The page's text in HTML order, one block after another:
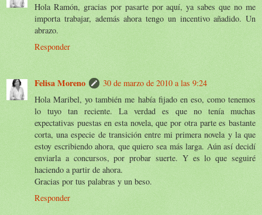
Hola Ramón, gracias por pasarte por aquí, ya sabes que no me
importa trabajar, además ahora tengo un incentivo añadido. Un
abrazo.
Responder
Felisa Moreno
30 de marzo de 2010 a las 9:24
Hola Maribel, yo también me había fijado en eso, como tenemos
lo tuyo tan reciente. La verdad es que no tenía muchas
expectativas puestas en esta novela, que por otra parte es bastante
corta, una especie de transición entre mi primera novela y la que
estoy escribiendo ahora, que quiero sea más larga. Aún así decidí
enviarla a concursos, por probar suerte. Y es lo que seguiré
haciendo a partir de ahora.
Gracias por tus palabras y un beso.
Responder